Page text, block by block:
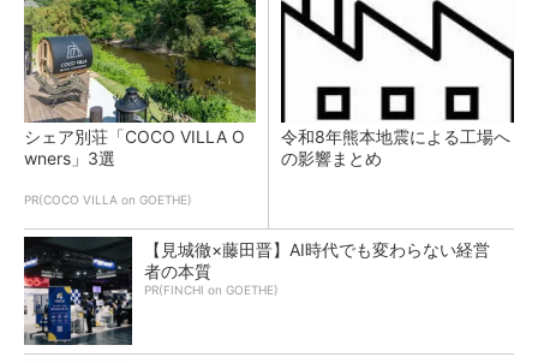
シェア別荘「COCO VILLA O
wners」3選
PR(COCO VILLA on GOETHE)
令和8年熊本地震による工場へ
の影響まとめ
【見城徹×藤田晋】AI時代でも変わらない経営
者の本質
PR(FINCHI on GOETHE)